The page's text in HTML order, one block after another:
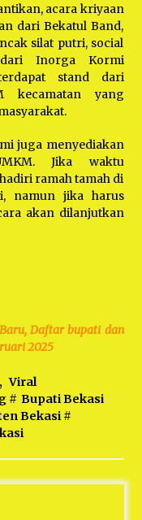
acara kriyaan
dari Bekatul Band,
silat putri, social
Inorga Kormi
stand dari
kecamatan yang
juga menyediakan
Jika waktu
ramah tamah di
namun jika harus
akan dilanjutkan
Daftar bupati dan
2025
Viral
# Bupati Bekasi
Bekasi#